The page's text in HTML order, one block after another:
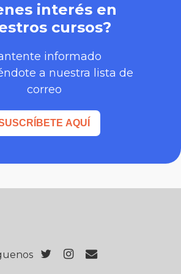
interés en
cursos?
informado
a nuestra lista de
correo
AQUÍ